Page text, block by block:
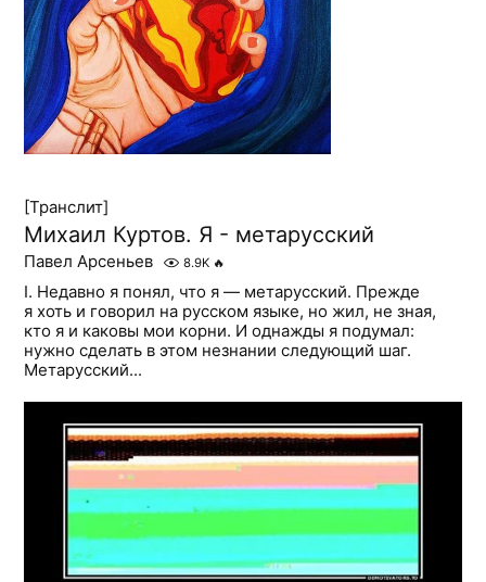
[Транслит]
Михаил Куртов. Я - метарусский
Павел Арсеньев 8.9K 🔥
I. Недавно я понял, что я — метарусский. Прежде
я хоть и говорил на русском языке, но жил, не зная,
кто я и каковы мои корни. И однажды я подумал:
нужно сделать в этом незнании следующий шаг.
Метарусский...